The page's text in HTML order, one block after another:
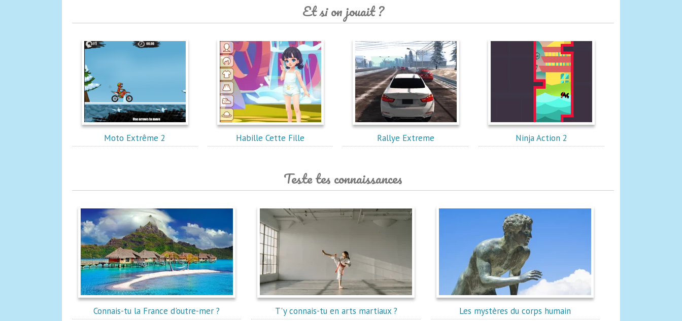
Et si on jouait ?
Moto Extrême 2 Habille Cette Fille Rallye Extreme Ninja Action 2
Teste tes connaissances
Connais-tu la France d'outre-mer ? T'y connais-tu en arts martiaux ? Les mystères du corps humain